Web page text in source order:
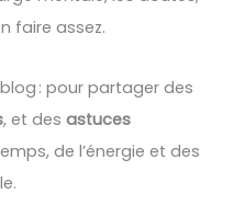
faire assez.
: pour partager des
, et des astuces
de l’énergie et des